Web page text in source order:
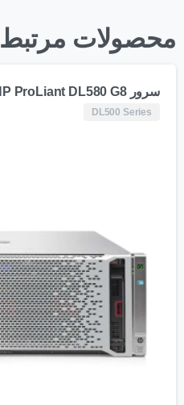
محصولات مرتبط
سرور HP ProLiant DL580 G8
DL500 Series